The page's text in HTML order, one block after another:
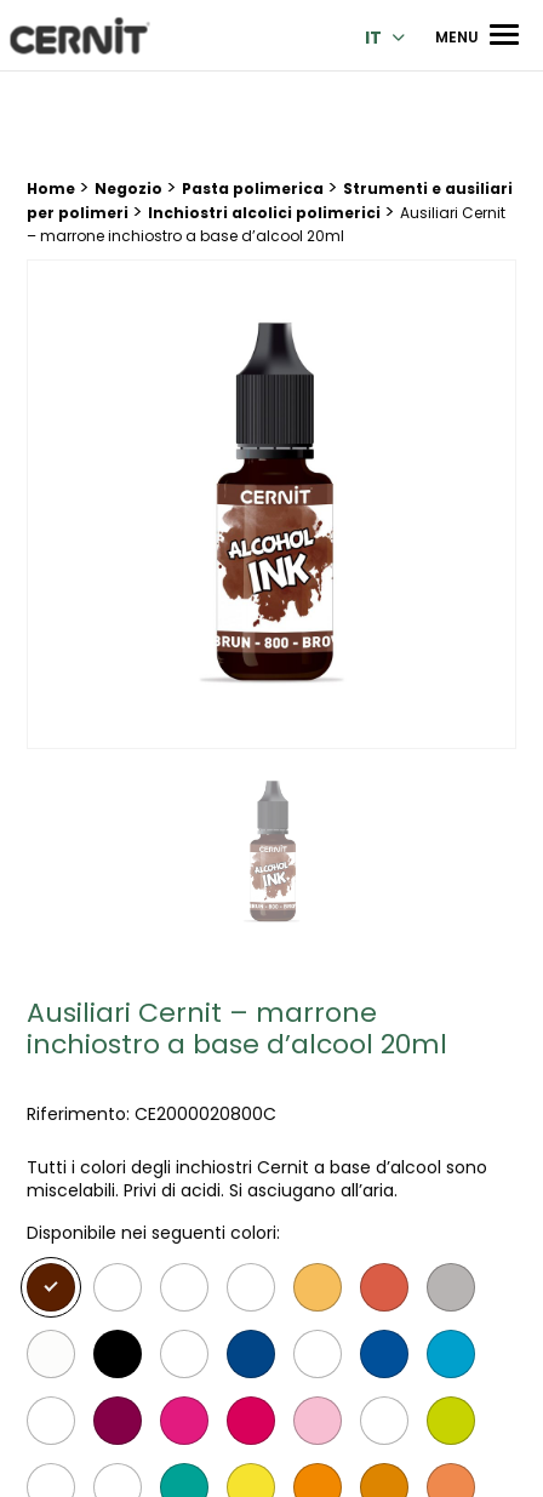
Cernit Une qualité haut de gamme pour des créations
IT MENU
Breadcrumb trail:
Home > Negozio > Pasta polimerica > Strumenti e ausiliari
per polimeri > Inchiostri alcolici polimerici > Ausiliari Cernit
– marrone inchiostro a base d’alcool 20ml
Ausiliari Cernit – marrone
inchiostro a base d’alcool 20ml
Riferimento: CE2000020800C
Tutti i colori degli inchiostri Cernit a base d’alcool sono
miscelabili. Privi di acidi. Si asciugano all’aria.
Disponibile nei seguenti colori: